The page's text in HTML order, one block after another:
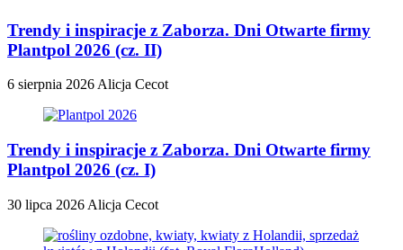
Trendy i inspiracje z Zaborza. Dni Otwarte firmy
Plantpol 2026 (cz. II)
6 sierpnia 2026 Alicja Cecot
Trendy i inspiracje z Zaborza. Dni Otwarte firmy
Plantpol 2026 (cz. I)
30 lipca 2026 Alicja Cecot